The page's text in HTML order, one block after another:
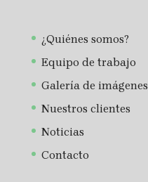
¿Quiénes somos?
Equipo de trabajo
Galería de imágenes
Nuestros clientes
Noticias
Contacto